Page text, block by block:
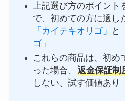
上記選び方のポイント
で、初めての方に適し
「カイテキオリゴ」
と
ゴ」
これらの商品は、初め
った場合、返金保証制
しない、試す価値あり